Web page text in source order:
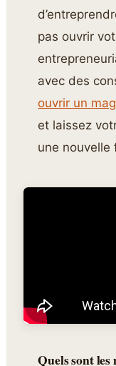
pas ouvrir
avec des
ouvrir un
et laissez
une nouvelle
Quels sont